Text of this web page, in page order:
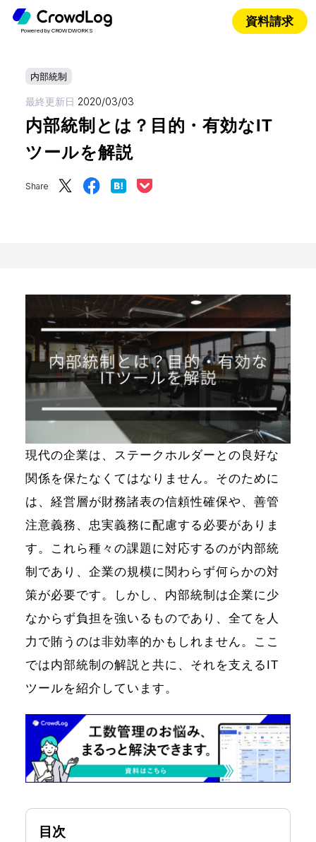
Powered by CROWDWORKS
資料請求
内部統制
最終更新日 2020/03/03
内部統制とは？目的・有効なIT
ツールを解説
Share
現代の企業は、ステークホルダーとの良好な
関係を保たなくてはなりません。そのために
は、経営層が財務諸表の信頼性確保や、善管
注意義務、忠実義務に配慮する必要がありま
す。これら種々の課題に対応するのが内部統
制であり、企業の規模に関わらず何らかの対
策が必要です。しかし、内部統制は企業に少
なからず負担を強いるものであり、全てを人
力で賄うのは非効率的かもしれません。ここ
では内部統制の解説と共に、それを支えるIT
ツールを紹介しています。
目次